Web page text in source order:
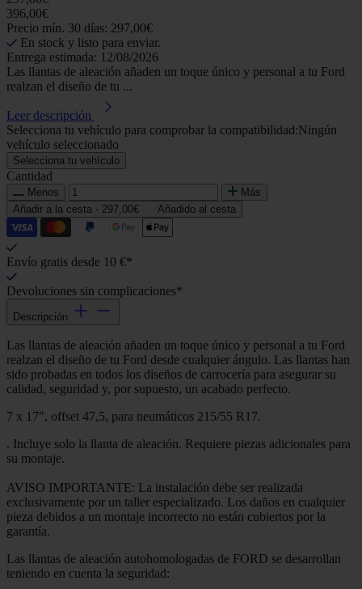
396,00€
Precio mín. 30 días: 297,00€
En stock y listo para enviar.
Entrega estimada: 12/08/2026
Las llantas de aleación añaden un toque único y personal a tu Ford
realzan el diseño de tu ...
Leer descripción
Selecciona tu vehículo para comprobar la compatibilidad:Ningún
vehículo seleccionado
Selecciona tu vehículo
Cantidad
Menos
Más
Añadir a la cesta - 297,00€ Añadido al cesta
Envío gratis desde 10 €*
Devoluciones sin complicaciones*
Descripción
Las llantas de aleación añaden un toque único y personal a tu Ford
realzan el diseño de tu Ford desde cualquier ángulo. Las llantas han
sido probadas en todos los diseños de carrocería para asegurar su
calidad, seguridad y, por supuesto, un acabado perfecto.
7 x 17", offset 47,5, para neumáticos 215/55 R17.
. Incluye solo la llanta de aleación. Requiere piezas adicionales para
su montaje.
AVISO IMPORTANTE: La instalación debe ser realizada
exclusivamente por un taller especializado. Los daños en cualquier
pieza debidos a un montaje incorrecto no están cubiertos por la
garantía.
Las llantas de aleación autohomologadas de FORD se desarrollan
teniendo en cuenta la seguridad: